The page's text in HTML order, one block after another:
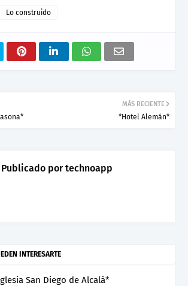
Lo construido
MÁS RECIENTE
*Hotel Alemán*
Publicado portechnoapp
INTERESARTE
San Diego de Alcalá*